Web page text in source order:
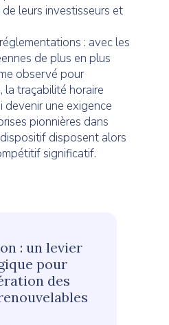
leurs investisseurs et
: avec les
de plus en plus
observé pour
la traçabilité horaire
devenir une exigence
pionnières dans
disposent alors
significatif.
: un levier
pour
des